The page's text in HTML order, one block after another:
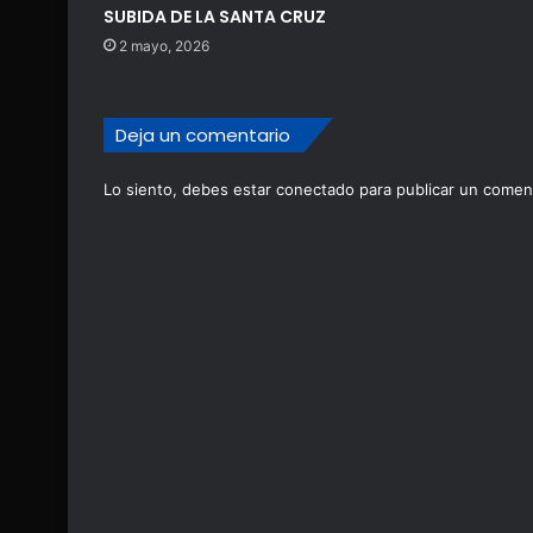
SUBIDA DE LA SANTA CRUZ
2 mayo, 2026
Deja un comentario
Lo siento, debes estar conectado para publicar un